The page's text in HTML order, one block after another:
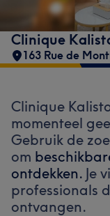
Clinique
163 Rue de
Clinique
momenteel
Gebruik de
om
ontdekken. Je
professionals
ontvangen.